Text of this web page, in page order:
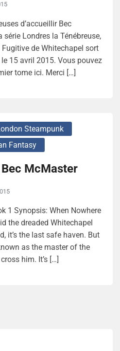
d’accueillir Bec
série Londres la Ténébreuse,
de Whitechapel sort
15 avril 2015. Vous pouvez
tome ici. Merci […]
Steampunk
Fantasy
McMaster
1 Synopsis: When Nowhere
the dreaded Whitechapel
it’s the last safe haven. But
as the master of the
him. It’s […]